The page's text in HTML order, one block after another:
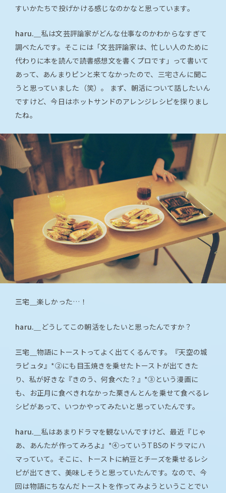
すいかたちで投げかける感じなのかなと思っています。
haru.＿ 私は文芸評論家がどんな仕事なのかわからなすぎて
調べたんです。そこには「文芸評論家は、忙しい人のために
代わりに本を読んで読書感想文を書くプロです」って書いて
あって、あんまりピンと来てなかったので、三宅さんに聞こ
うと思っていました（笑）。 まず、朝活について話したいん
ですけど、今日はホットサンドのアレンジレシピを探りまし
たね。
三宅＿ 楽しかった…！
haru.＿ どうしてこの朝活をしたいと思ったんですか？
三宅＿ 物語にトーストってよく出てくるんです。『天空の城
ラピュタ』*②にも目玉焼きを乗せたトーストが出てきた
り、私が好きな『きのう、何食べた？』*③という漫画に
も、お正月に食べきれなかった栗きんとんを乗せて食べるレ
シピがあって、いつかやってみたいと思っていたんです。
haru.＿ 私はあまりドラマを観ないんですけど、最近『じゃ
あ、あんたが作ってみろよ』*④っていうTBSのドラマにハ
マっていて。そこに、トーストに納豆とチーズを乗せるレシ
ピが出てきて、美味しそうと思っていたんです。なので、今
回は物語にちなんだトーストを作ってみようということでい